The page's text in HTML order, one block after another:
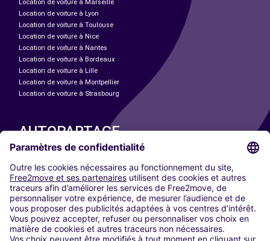
Location de voiture à Marseille
Location de voiture à Lyon
Location de voiture à Toulouse
Location de voiture à Nice
Location de voiture à Nantes
Location de voiture à Bordeaux
Location de voiture à Lille
Location de voiture à Montpellier
Location de voiture à Strasbourg
AUTOPARTAGE
Paris
Madrid
Washington DC
Milan
Rome
Turin
Vienne